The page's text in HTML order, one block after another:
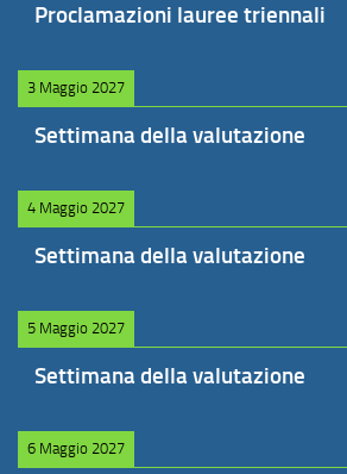
Proclamazioni lauree triennali
3 Maggio 2027
Settimana della valutazione
4 Maggio 2027
Settimana della valutazione
5 Maggio 2027
Settimana della valutazione
6 Maggio 2027